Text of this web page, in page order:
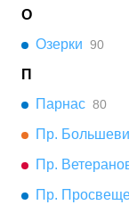
О
Озерки 90
П
Парнас 80
Пр.
Пр.
Пр.